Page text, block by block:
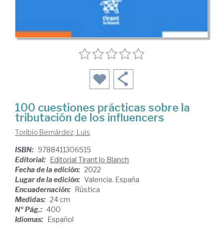
100 cuestiones prácticas sobre la
tributación de los influencers
Toribio Bernárdez, Luis
ISBN: 9788411306515
Editorial: Editorial Tirant lo Blanch
Fecha de la edición: 2022
Lugar de la edición: Valencia. España
Encuadernación: Rústica
Medidas: 24 cm
Nº Pág.: 400
Idiomas: Español